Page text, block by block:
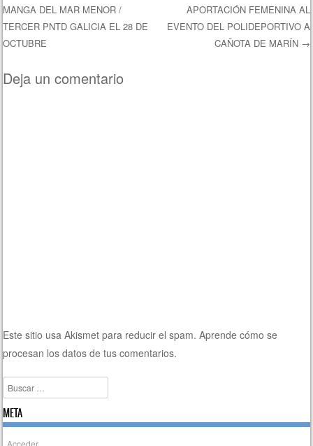
MANGA DEL MAR MENOR /
TERCER PNTD GALICIA EL 28 DE
OCTUBRE
APORTACIÓN FEMENINA AL
EVENTO DEL POLIDEPORTIVO A
CAÑOTA DE MARÍN →
Deja un comentario
Este sitio usa Akismet para reducir el spam.Aprende cómo se
procesan los datos de tus comentarios.
Buscar
META
Acceder